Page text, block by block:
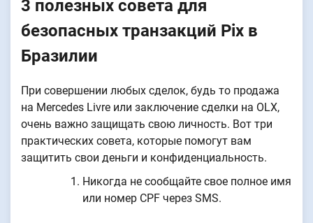
3 полезных совета для
безопасных транзакций Pix в
Бразилии
При совершении любых сделок, будь то продажа
на Mercedes Livre или заключение сделки на OLX,
очень важно защищать свою личность. Вот три
практических совета, которые помогут вам
защитить свои деньги и конфиденциальность.
Никогда не сообщайте свое полное имя
или номер CPF через SMS.